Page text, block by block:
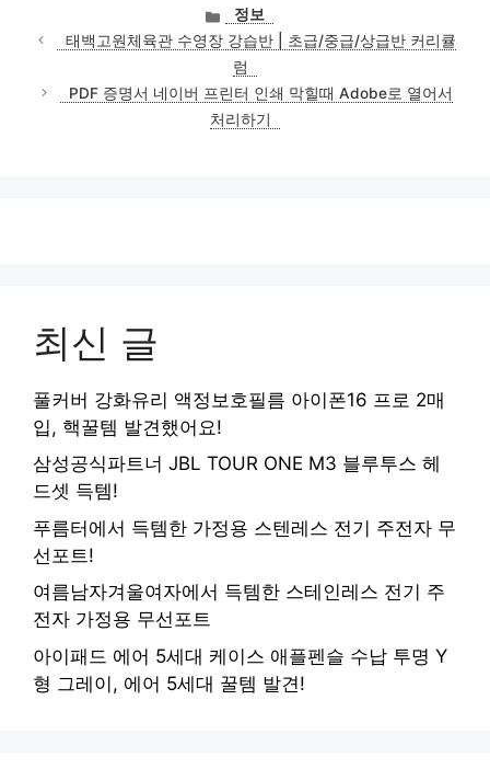
카
테
고
리
정보
태백고원체육관 수영장 강습반 | 초급/중급/상급반 커리큘
럼
PDF 증명서 네이버 프린터 인쇄 막힐때 Adobe로 열어서
처리하기
최신 글
풀커버 강화유리 액정보호필름 아이폰16 프로 2매
입, 핵꿀템 발견했어요!
삼성공식파트너 JBL TOUR ONE M3 블루투스 헤
드셋 득템!
푸름터에서 득템한 가정용 스텐레스 전기 주전자 무
선포트!
여름남자겨울여자에서 득템한 스테인레스 전기 주
전자 가정용 무선포트
아이패드 에어 5세대 케이스 애플펜슬 수납 투명 Y
형 그레이, 에어 5세대 꿀템 발견!